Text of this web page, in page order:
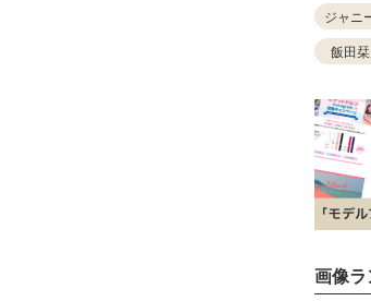
ジャニ
飯田
画像